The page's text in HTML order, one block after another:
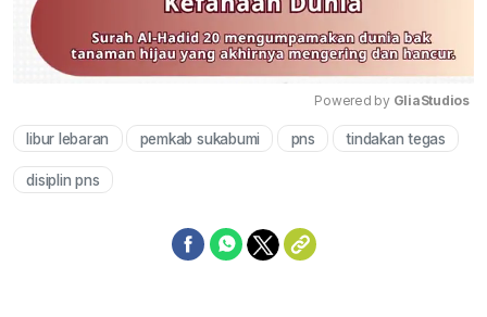
Mute
Powered by GliaStudios
libur lebaran pemkab sukabumi pns tindakan tegas
disiplin pns